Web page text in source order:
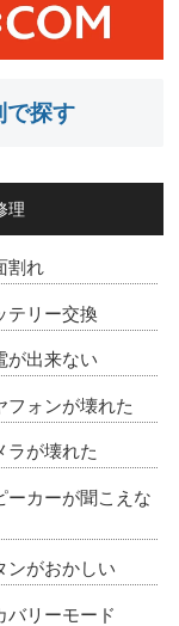
で探す
理
割れ
テリー交換
が出来ない
フォンが壊れた
ラが壊れた
ーカーが聞こえな
ンがおかしい
バリーモード